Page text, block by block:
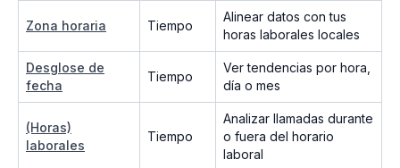
Zona horaria Tiempo
Alinear datos con tus
horas laborales locales
Desglose de
fecha
Tiempo
Ver tendencias por hora,
día o mes
(Horas)
laborales
Tiempo
Analizar llamadas durante
o fuera del horario
laboral